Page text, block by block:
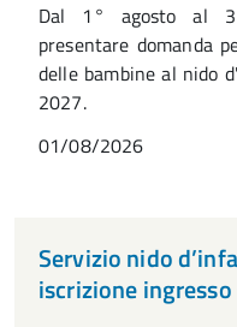
Dal 1° agosto al
presentare domanda
delle bambine al nido
2027.
01/08/2026
Servizio nido
iscrizione